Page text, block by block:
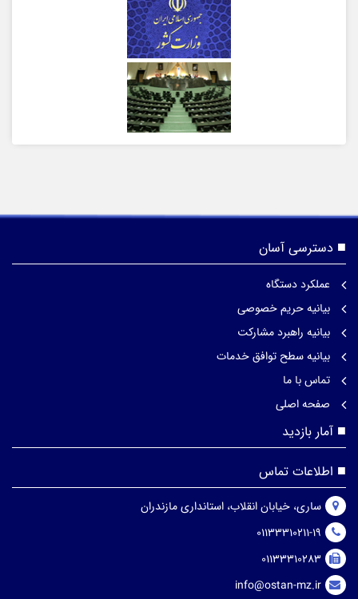
دسترسی آسان
عملکرد دستگاه
بیانیه حریم خصوصی
بیانیه راهبرد مشارکت
بیانیه سطح توافق خدمات
تماس با ما
صفحه اصلی
آمار بازدید
اطلاعات تماس
ساری، خیابان انقلاب، استانداری مازندران
01133310211-19
01133310283
info@ostan-mz.ir